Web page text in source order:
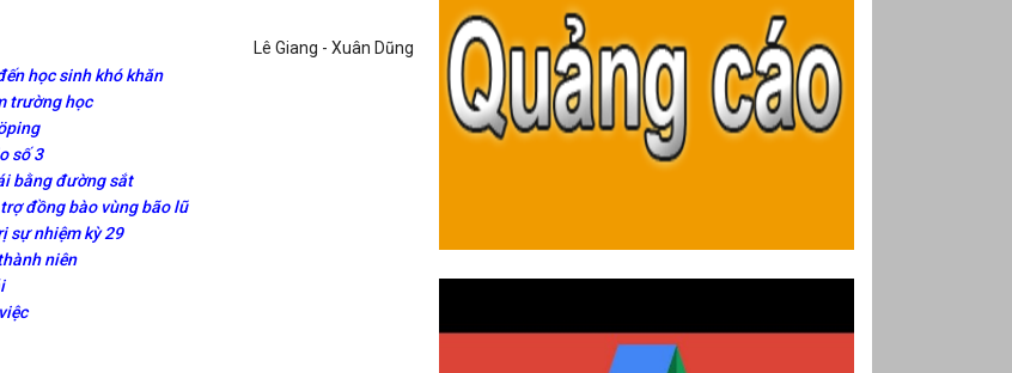
Lê Giang - Xuân Dũng
học sinh khó khăn
trường học
số 3
bằng đường sắt
đồng bào vùng bão lũ
sự nhiệm kỳ 29
niên